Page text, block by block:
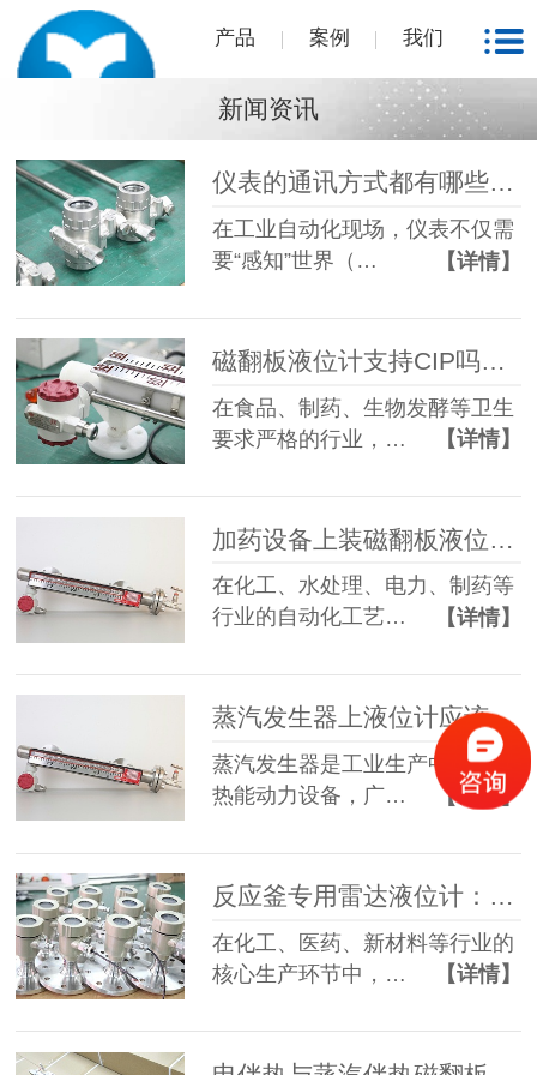
产品 案例 我们
新闻资讯
仪表的通讯方式都有哪些？西安相远科技有限公司为您解答
在工业自动化现场，仪表不仅需
要“感知”世界（…
【详情】
磁翻板液位计支持CIP吗？CIP指的是什么？
在食品、制药、生物发酵等卫生
要求严格的行业，…
【详情】
在化工、水处理、电力、制药等
行业的自动化工艺…
【详情】
蒸汽发生器上液位计应该怎么选？
蒸汽发生器是工业生产中重要的
热能动力设备，广…
【详情】
反应釜专用雷达液位计：选型、应用与维护全指南
在化工、医药、新材料等行业的
核心生产环节中，…
【详情】